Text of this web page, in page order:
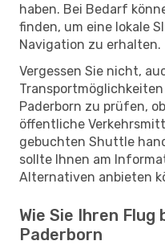
haben. Bei Bedarf
finden, um eine lokale
Navigation zu erhalten.
Vergessen Sie nicht,
Paderborn zu prüfen,
öffentliche
gebuchten Shuttle
sollte Ihnen am
Alternativen anbieten
Wie Sie Ihren Flug
Paderborn